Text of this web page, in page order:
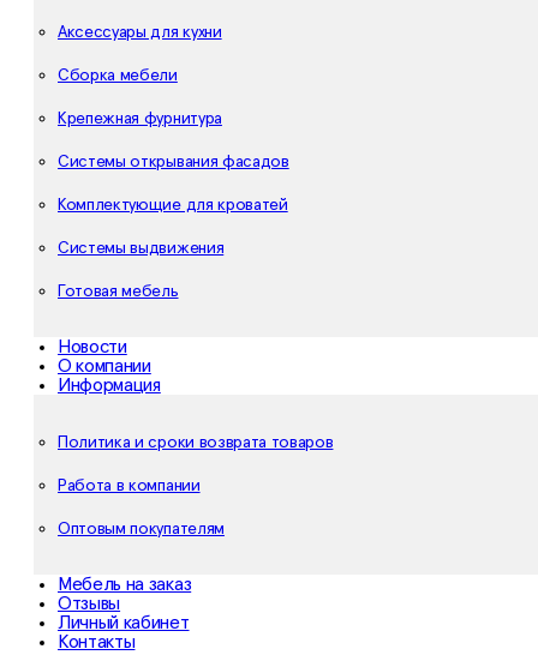
Аксессуары для кухни
Сборка мебели
Крепежная фурнитура
Системы открывания фасадов
Комплектующие для кроватей
Системы выдвижения
Готовая мебель
Новости
О компании
Информация
Политика и сроки возврата товаров
Работа в компании
Оптовым покупателям
Мебель на заказ
Отзывы
Личный кабинет
Контакты